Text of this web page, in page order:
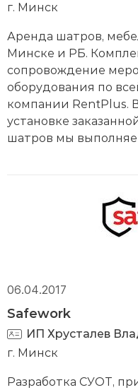
г. Минск
Аренда шатров,
Минске и РБ.
сопровождение
оборудования по
компании RentPlus.
установке
шатров мы
06.04.2017
Safework
ИП Хрусталев
г. Минск
Разработка СУОТ,